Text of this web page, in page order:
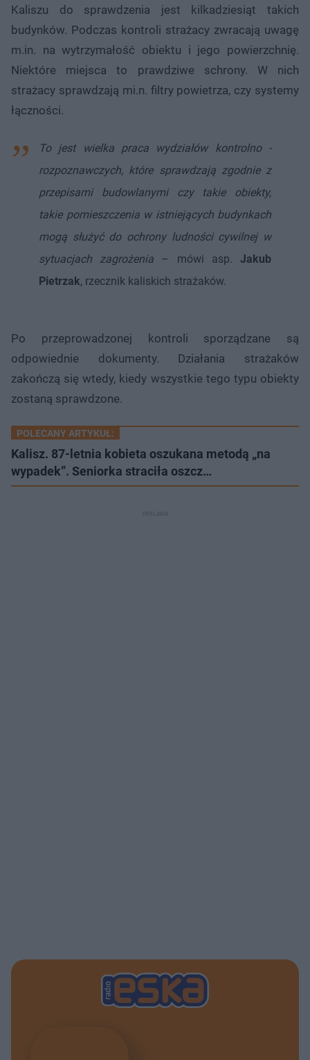
Kaliszu do sprawdzenia jest kilkadziesiąt takich
budynków. Podczas kontroli strażacy zwracają uwagę
m.in. na wytrzymałość obiektu i jego powierzchnię.
Niektóre miejsca to prawdziwe schrony. W nich
strażacy sprawdzają mi.n. filtry powietrza, czy systemy
łączności.
To jest wielka praca wydziałów kontrolno -
rozpoznawczych, które sprawdzają zgodnie z
przepisami budowlanymi czy takie obiekty,
takie pomieszczenia w istniejących budynkach
mogą służyć do ochrony ludności cywilnej w
sytuacjach zagrożenia – mówi asp.Jakub
Pietrzak, rzecznik kaliskich strażaków.
Po przeprowadzonej kontroli sporządzane są
odpowiednie dokumenty. Działania strażaków
zakończą się wtedy, kiedy wszystkie tego typu obiekty
zostaną sprawdzone.
POLECANY ARTYKUŁ:
Kalisz. 87-letnia kobieta oszukana metodą „na
wypadek”. Seniorka straciła oszcz…